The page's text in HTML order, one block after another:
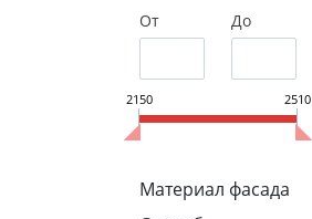
От До
2150 2510
Материал фасада